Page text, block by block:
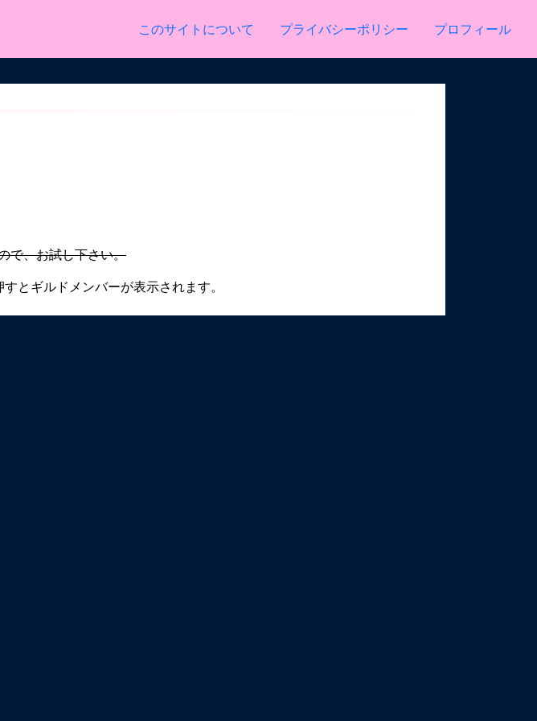
このサイトについて プライバシーポリシー プロフィール
で、お試し下さい。
とギルドメンバーが表示されます。